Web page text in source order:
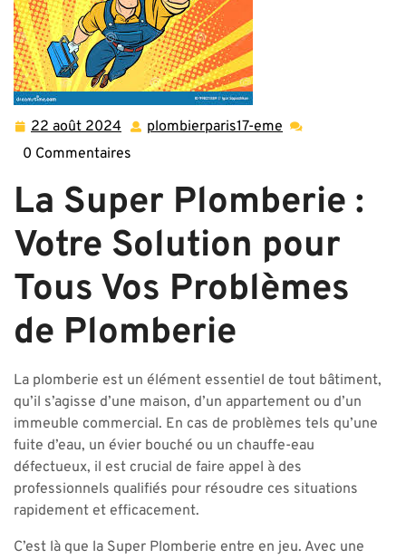
22 août 2024 22
août
plombierparis17-eme plombierparis17-
0 Commentaires
La Super Plomberie :
Votre Solution pour
Tous Vos Problèmes
de Plomberie
La plomberie est un élément essentiel de tout bâtiment,
qu’il s’agisse d’une maison, d’un appartement ou d’un
immeuble commercial. En cas de problèmes tels qu’une
fuite d’eau, un évier bouché ou un chauffe-eau
défectueux, il est crucial de faire appel à des
professionnels qualifiés pour résoudre ces situations
rapidement et efficacement.
C’est là que la Super Plomberie entre en jeu. Avec une